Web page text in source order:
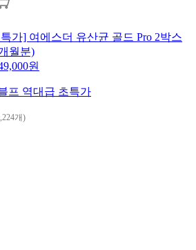
가] 여에스더 유산균 골드 Pro 2박스
월분)
원
프 역대급 초특가
개)